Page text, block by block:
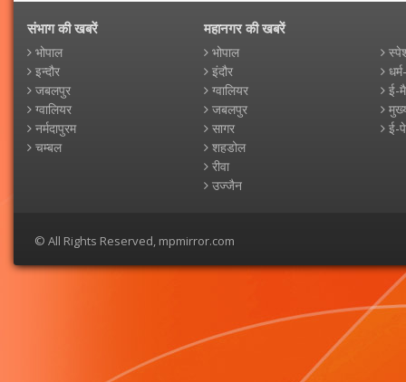
संभाग की खबरें
भोपाल
इन्दौर
जबलपुर
ग्वालियर
नर्मदापुरम
चम्बल
महानगर की खबरें
भोपाल
इंदौर
ग्वालियर
जबलपुर
सागर
शहडोल
रीवा
उज्जैन
ई-
ई-
© All Rights Reserved, mpmirror.com